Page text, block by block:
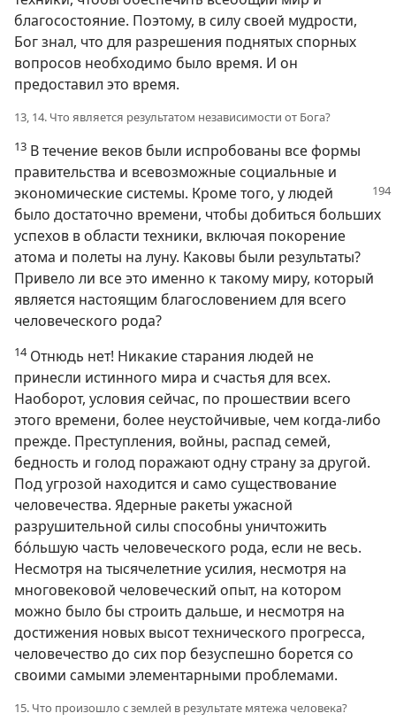
благосостояние. Поэтому, в силу своей мудрости,
Бог знал, что для разрешения поднятых спорных
вопросов необходимо было время. И он
предоставил это время.
13, 14. Что является результатом независимости от Бога?
13 В течение веков были испробованы все формы
правительства и всевозможные социальные и
экономические системы. Кроме того, у людей
было достаточно времени, чтобы добиться больших
успехов в области техники, включая покорение
атома и полеты на луну. Каковы были результаты?
Привело ли все это именно к такому миру, который
является настоящим благословением для всего
человеческого рода?
14Отнюдь нет! Никакие старания людей не
принесли истинного мира и счастья для всех.
Наоборот, условия сейчас, по прошествии всего
этого времени, более неустойчивые, чем когда-либо
прежде. Преступления, войны, распад семей,
бедность и голод поражают одну страну за другой.
Под угрозой находится и само существование
человечества. Ядерные ракеты ужасной
разрушительной силы способны уничтожить
бо́льшую часть человеческого рода, если не весь.
Несмотря на тысячелетние усилия, несмотря на
многовековой человеческий опыт, на котором
можно было бы строить дальше, и несмотря на
достижения новых высот технического прогресса,
человечество до сих пор безуспешно борется со
своими самыми элементарными проблемами.
15. Что произошло с землей в результате мятежа человека?